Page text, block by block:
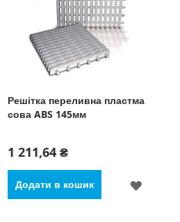
Решітка переливна пластма
сова ABS 145мм
1 211,64 ₴
Додати в кошик
ДОДАТИ